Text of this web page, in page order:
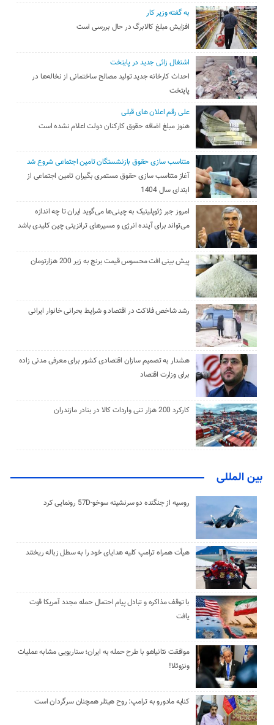
به گفته وزیر کار
افزایش مبلغ کالابرگ در حال بررسی است
اشتغال زائی جدید در پایتخت
احداث کارخانه جدید تولید مصالح ساختمانی از نخاله‌ها در
پایتخت
علی رقم اعلان های قبلی
هنوز مبلغ اضافه حقوق کارکنان دولت اعلام نشده است
متناسب سازی حقوق بازنشستگان تامین اجتماعی شروع شد
آغاز متناسب سازی حقوق مستمری بگیران تامین اجتماعی از
ابتدای سال 1404
امروز جبر ژئوپلیتیک به چینی‌ها می‌گوید ایران تا چه اندازه
می‌تواند برای آینده انرژی و مسیرهای ترانزیتی چین کلیدی باشد
پیش بینی افت محسوس قیمت برنج به زیر 200 هزارتومان
رشد شاخص فلاکت در اقتصاد و شرایط بحرانی خانوار ایرانی
هشدار به تصمیم سازان اقتصادی کشور برای معرفی مدنی زاده
برای وزارت اقتصاد
کارکرد 200 هزار تنی واردات کالا در بنادر مازندران
بین المللی
روسیه از جنگنده دو سرنشینه سوخو-57D رونمایی کرد
هیأت همراه ترامپ کلیه هدایای خود را به سطل زباله ریختند
با توقف مذاکره و تبادل پیام احتمال حمله مجدد آمریکا قوت
یافت
موافقت نتانیاهو با طرح حمله به ایران؛ سناریویی مشابه عملیات
ونزوئلا!
کنایه مادورو به ترامپ: روح هیتلر همچنان سرگردان است